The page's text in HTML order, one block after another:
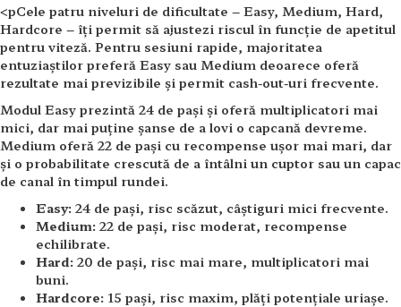
<pCele patru niveluri de dificultate – Easy, Medium, Hard,
Hardcore – îți permit să ajustezi riscul în funcție de apetitul
pentru viteză. Pentru sesiuni rapide, majoritatea
entuziaștilor preferă Easy sau Medium deoarece oferă
rezultate mai previzibile și permit cash-out-uri frecvente.
Modul Easy prezintă 24 de pași și oferă multiplicatori mai
mici, dar mai puține șanse de a lovi o capcană devreme.
Medium oferă 22 de pași cu recompense ușor mai mari, dar
și o probabilitate crescută de a întâlni un cuptor sau un capac
de canal în timpul rundei.
Easy: 24 de pași, risc scăzut, câștiguri mici frecvente.
Medium: 22 de pași, risc moderat, recompense
echilibrate.
Hard: 20 de pași, risc mai mare, multiplicatori mai
buni.
Hardcore: 15 pași, risc maxim, plăți potențiale uriașe.